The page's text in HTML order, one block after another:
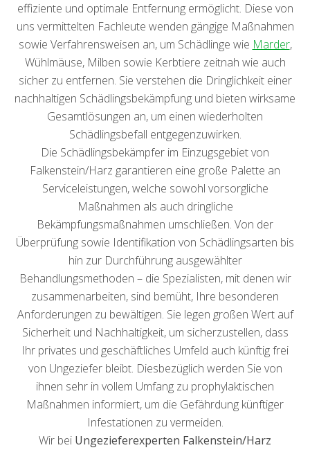
effiziente und optimale Entfernung ermöglicht. Diese von
uns vermittelten Fachleute wenden gängige Maßnahmen
sowie Verfahrensweisen an, um Schädlinge wie Marder,
Wühlmäuse, Milben sowie Kerbtiere zeitnah wie auch
sicher zu entfernen. Sie verstehen die Dringlichkeit einer
nachhaltigen Schädlingsbekämpfung und bieten wirksame
Gesamtlösungen an, um einen wiederholten
Schädlingsbefall entgegenzuwirken.
Die Schädlingsbekämpfer im Einzugsgebiet von
Falkenstein/Harz garantieren eine große Palette an
Serviceleistungen, welche sowohl vorsorgliche
Maßnahmen als auch dringliche
Bekämpfungsmaßnahmen umschließen. Von der
Überprüfung sowie Identifikation von Schädlingsarten bis
hin zur Durchführung ausgewählter
Behandlungsmethoden – die Spezialisten, mit denen wir
zusammenarbeiten, sind bemüht, Ihre besonderen
Anforderungen zu bewältigen. Sie legen großen Wert auf
Sicherheit und Nachhaltigkeit, um sicherzustellen, dass
Ihr privates und geschäftliches Umfeld auch künftig frei
von Ungeziefer bleibt. Diesbezüglich werden Sie von
ihnen sehr in vollem Umfang zu prophylaktischen
Maßnahmen informiert, um die Gefährdung künftiger
Infestationen zu vermeiden.
Wir bei Ungezieferexperten Falkenstein/Harz